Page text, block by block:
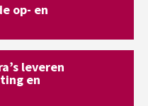
op- en
leveren
en